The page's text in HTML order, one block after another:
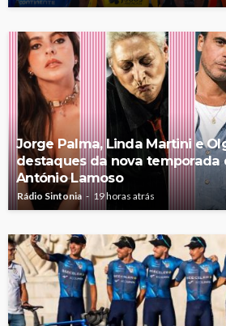
Jorge Palma, Linda Martini e
destaques da nova temporada
António Lamoso
Rádio Sintonia 19 horas atrás